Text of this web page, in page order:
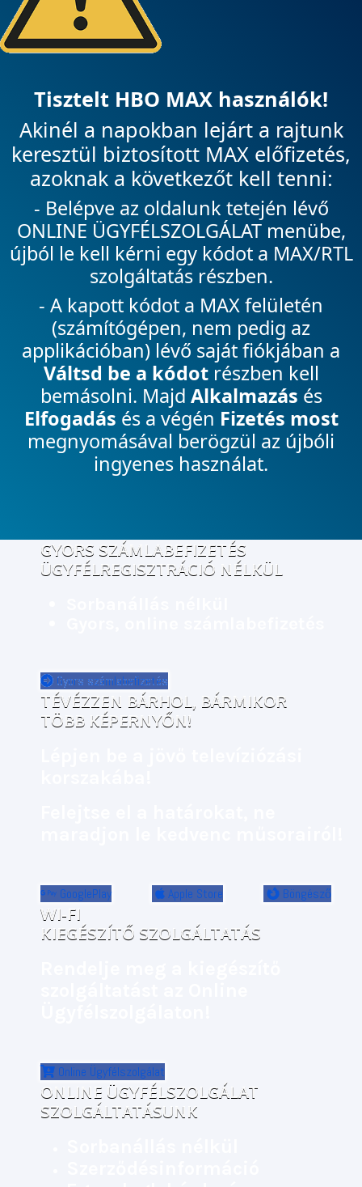
Tisztelt HBO MAX használók!
Akinél a napokban lejárt a rajtunk
keresztül biztosított MAX előfizetés,
azoknak a következőt kell tenni:
- Belépve az oldalunk tetején lévő
ONLINE ÜGYFÉLSZOLGÁLAT menübe,
újból le kell kérni egy kódot a MAX/RTL
szolgáltatás részben.
- A kapott kódot a MAX felületén
(számítógépen, nem pedig az
applikációban) lévő saját fiókjában a
Váltsd be a kódotrészben kell
bemásolni. Majd Alkalmazás és
Elfogadás és a végén Fizetés most
megnyomásával berögzül az újbóli
ingyenes használat.
GYORS SZÁMLABEFIZETÉS
ÜGYFÉLREGISZTRÁCIÓ NÉLKÜL
Gyors számlabefizetés
TÉVÉZZEN BÁRHOL, BÁRMIKOR
TÖBB KÉPERNYŐN!
GooglePlay Apple Store Böngésző
WI-FI
KIEGÉSZÍTŐ SZOLGÁLTATÁS
Online Ügyfélszolgálat
ONLINE ÜGYFÉLSZOLGÁLAT
SZOLGÁLTATÁSUNK